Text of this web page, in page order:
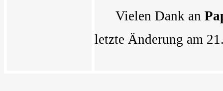
Vielen Dank an
letzte Änderung am